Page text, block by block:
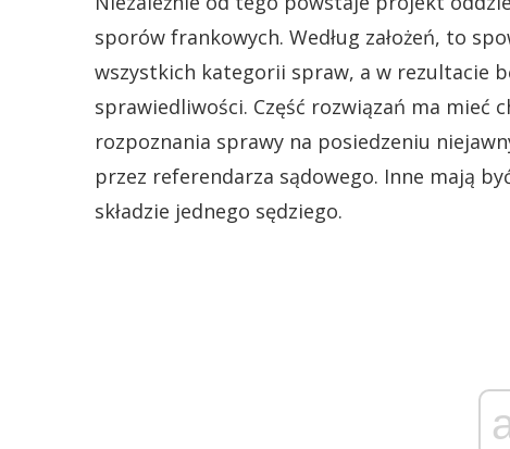
sporów frankowych. Według założeń, to
wszystkich kategorii spraw, a w rezultacie
sprawiedliwości. Część rozwiązań ma
rozpoznania sprawy na posiedzeniu
przez referendarza sądowego. Inne mają
składzie jednego sędziego.